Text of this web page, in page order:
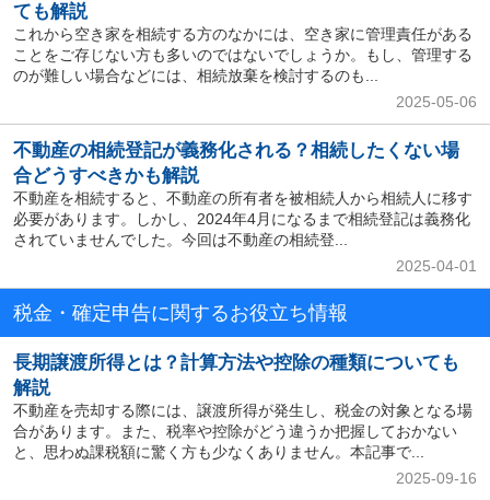
ても解説
これから空き家を相続する方のなかには、空き家に管理責任がある
ことをご存じない方も多いのではないでしょうか。もし、管理する
のが難しい場合などには、相続放棄を検討するのも...
2025-05-06
不動産の相続登記が義務化される？相続したくない場
合どうすべきかも解説
不動産を相続すると、不動産の所有者を被相続人から相続人に移す
必要があります。しかし、2024年4月になるまで相続登記は義務化
されていませんでした。今回は不動産の相続登...
2025-04-01
税金・確定申告に関するお役立ち情報
長期譲渡所得とは？計算方法や控除の種類についても
解説
不動産を売却する際には、譲渡所得が発生し、税金の対象となる場
合があります。また、税率や控除がどう違うか把握しておかない
と、思わぬ課税額に驚く方も少なくありません。本記事で...
2025-09-16